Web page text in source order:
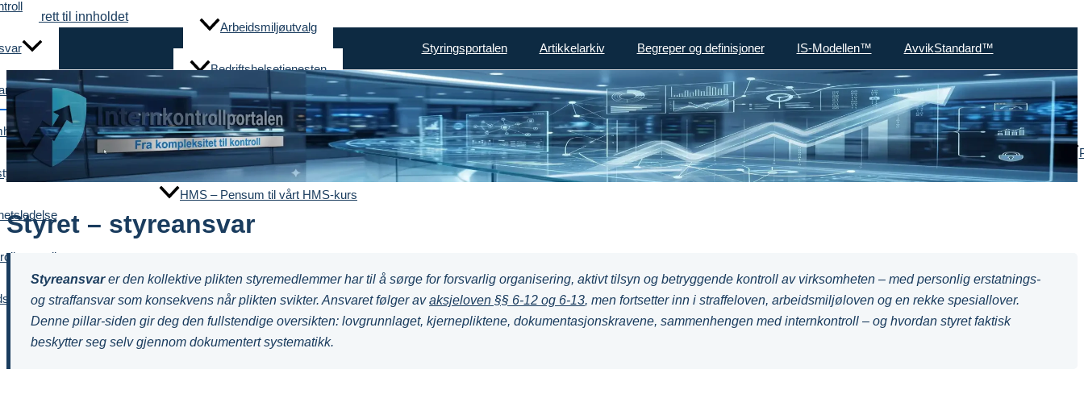
Hopp rett til innholdet
risiko
GDPR
Arbeidsmiljøutvalg
Bedriftshelsetjenesten
Verneombud
Bestill HMS-kurs for ledere – Internkontroll AS
HMS – Pensum til vårt HMS-kurs
Styringsportalen Artikkelarkiv Begreper og definisjoner IS-Modellen™ AvvikStandard™
Styret – styreansvar
Styreansvarer den kollektive plikten styremedlemmer har til å sørge for forsvarlig organisering, aktivt tilsyn og betryggende kontroll av virksomheten – med personlig erstatnings-
og straffansvar som konsekvens når plikten svikter. Ansvaret følger avaksjeloven §§ 6-12 og 6-13, men fortsetter inn i straffeloven, arbeidsmiljøloven og en rekke spesiallover.
Denne pillar-siden gir deg den fullstendige oversikten: lovgrunnlaget, kjernepliktene, dokumentasjonskravene, sammenhengen med internkontroll – og hvordan styret faktisk
beskytter seg selv gjennom dokumentert systematikk.